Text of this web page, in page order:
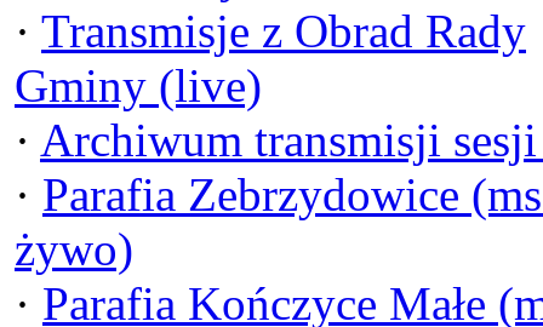
· Transmisje z Obrad Rady
Gminy (live)
· Archiwum transmisji
· Parafia Zebrzydowice
żywo)
· Parafia Kończyce Małe